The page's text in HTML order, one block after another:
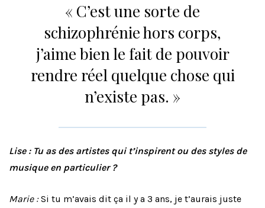
« C’est une sorte de
schizophrénie hors corps,
j’aime bien le fait de pouvoir
rendre réel quelque chose qui
n’existe pas. »
Lise : Tu as des artistes qui t’inspirent ou des styles de
musique en particulier ?
Marie :Si tu m’avais dit ça il y a 3 ans, je t’aurais juste